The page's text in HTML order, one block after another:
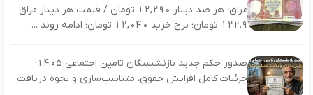
عراق؛ هر صد دینار ۱۲,۲۹۰ تومان / قیمت هر دینار عراق
۱۲۲.۹ تومان؛ نرخ خرید ۱۲,۰۴۰ تومان؛ ادامه روند ...
صدور حکم جدید بازنشستگان تامین اجتماعی ۱۴۰۵؛
جزئیات کامل افزایش حقوق، متناسب‌سازی و نحوه دریافت